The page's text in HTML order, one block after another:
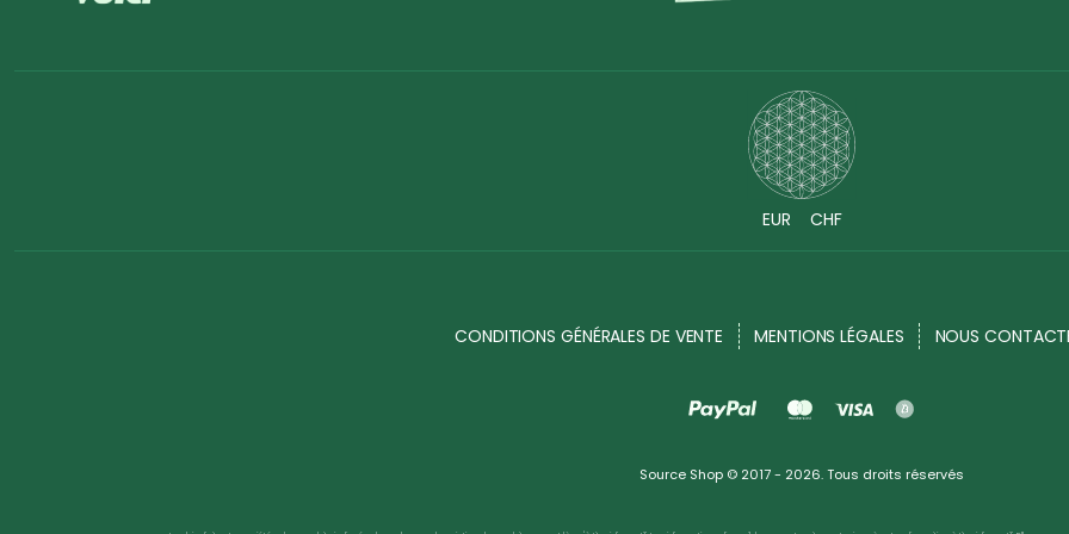
EUR CHF
CONDITIONS GÉNÉRALES DE VENTE MENTIONS LÉGALES NOUS
Source Shop © 2017 - 2026. Tous droits réservés